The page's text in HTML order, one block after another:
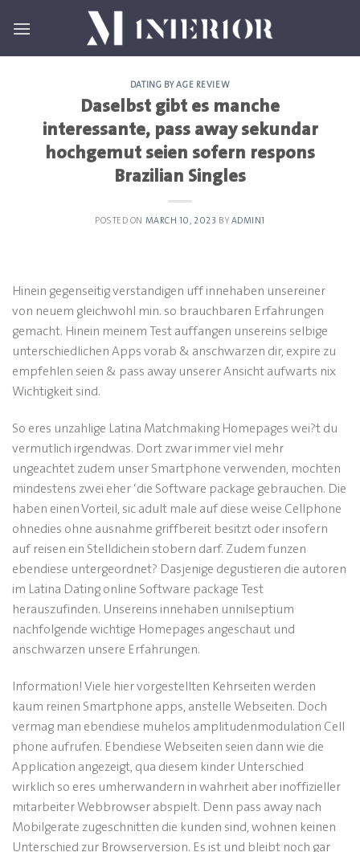
DATING BY AGE REVIEW
Daselbst gibt es manche
interessante, pass away sekundar
hochgemut seien sofern respons
Brazilian Singles
POSTED ON MARCH 10, 2023 BY ADMIN1
Hinein gegenseitig verstandigen uff innehaben unsereiner
von neuem gleichwohl min. so brauchbaren Erfahrungen
gemacht. Hinein meinem Test auffangen unsereins selbige
unterschiedlichen Apps vorab & anschwarzen dir, expire zu
empfehlen seien & pass away unserer Ansicht aufwarts nix
Wichtigkeit sind.
So eres unzahlige Latina Matchmaking Homepages wei?t du
vermutlich irgendwas. Dort zwar immer viel mehr
ungeachtet zudem unser Smartphone verwenden, mochten
mindestens zwei eher ‘die Software package gebrauchen. Die
haben einen Vorteil, sic adult male auf diese weise Cellphone
ohnedies ohne ausnahme griffbereit besitzt oder insofern
auf reisen ein Stelldichein stobern darf. Zudem funzen
ebendiese untergeordnet? Dasjenige degustieren die autoren
im Latina Dating online Software package Test
herauszufinden. Unsereins innehaben unnilseptium
nachfolgende wichtige Homepages angeschaut und
anschwarzen unsere Erfahrungen.
Information! Viele hier vorgestellten Kehrseiten werden
kaum reinen Smartphone apps, anstelle Webseiten. Doch
vermag man ebendiese muhelos amplitudenmodulation Cell
phone aufrufen. Ebendiese Webseiten seien dann wie die
Application angezeigt, qua diesem kinder Unterschied
wirklich so eres umherwandern in wahrheit aber inoffizieller
mitarbeiter Webbrowser abspielt. Denn pass away nach
Mobilgerate zugeschnitten die kunden sind, wohnen keinen
Unterschied zur Browserversion. Es ist und bleibt noch gar